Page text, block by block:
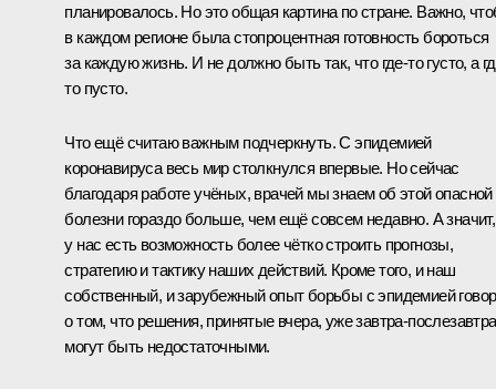
планировалось. Но это общая картина по стране. Важно,
в каждом регионе была стопроцентная готовность бороться
за каждую жизнь. И не должно быть так, что где-то густо, а
то пусто.
Что ещё считаю важным подчеркнуть. С эпидемией
коронавируса весь мир столкнулся впервые. Но сейчас
благодаря работе учёных, врачей мы знаем об этой опасной
болезни гораздо больше, чем ещё совсем недавно. А значит,
у нас есть возможность более чётко строить прогнозы,
стратегию и тактику наших действий. Кроме того, и наш
собственный, и зарубежный опыт борьбы с эпидемией
о том, что решения, принятые вчера, уже завтра-послезавтра
могут быть недостаточными.